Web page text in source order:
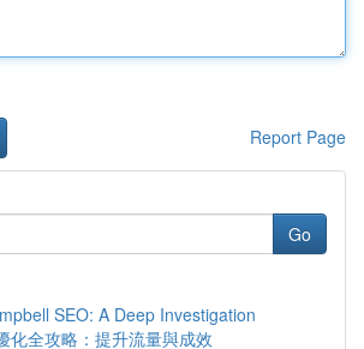
Report Page
Go
SEO: A Deep Investigation
化全攻略：提升流量與成效